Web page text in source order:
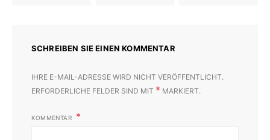
SCHREIBEN SIE EINEN KOMMENTAR
IHRE E-MAIL-ADRESSE WIRD NICHT VERÖFFENTLICHT.
ERFORDERLICHE FELDER SIND MIT * MARKIERT.
KOMMENTAR